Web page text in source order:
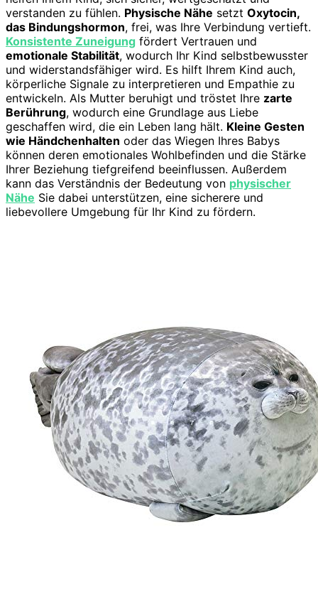
verstanden zu fühlen. Physische Nähe setzt Oxytocin,
das Bindungshormon, frei, was Ihre Verbindung vertieft.
Konsistente Zuneigung fördert Vertrauen und
emotionale Stabilität, wodurch Ihr Kind selbstbewusster
und widerstandsfähiger wird. Es hilft Ihrem Kind auch,
körperliche Signale zu interpretieren und Empathie zu
entwickeln. Als Mutter beruhigt und tröstet Ihre zarte
Berührung, wodurch eine Grundlage aus Liebe
geschaffen wird, die ein Leben lang hält. Kleine Gesten
wie Händchenhalten oder das Wiegen Ihres Babys
können deren emotionales Wohlbefinden und die Stärke
Ihrer Beziehung tiefgreifend beeinflussen. Außerdem
kann das Verständnis der Bedeutung von physischer
Nähe Sie dabei unterstützen, eine sicherere und
liebevollere Umgebung für Ihr Kind zu fördern.